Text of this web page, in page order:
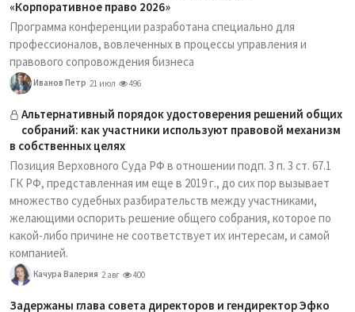
«Корпоративное право 2026»
Программа конференции разработана специально для
профессионалов, вовлеченных в процессы управления и
правового сопровождения бизнеса
Иванов Петр 21 июл 496
Альтернативный порядок удостоверения решений общих
собраний: как участники используют правовой механизм
в собственных целях
Позиция Верховного Суда РФ в отношении подп. 3 п. 3 ст. 67.1
ГК РФ, представленная им еще в 2019 г., до сих пор вызывает
множество судебных разбирательств между участниками,
желающими оспорить решение общего собрания, которое по
какой-либо причине не соответствует их интересам, и самой
компанией.
Качура Валерия 2 авг 400
Задержаны глава совета директоров и гендиректор Эфко